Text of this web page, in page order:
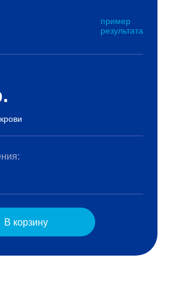
пример
результата
В корзину